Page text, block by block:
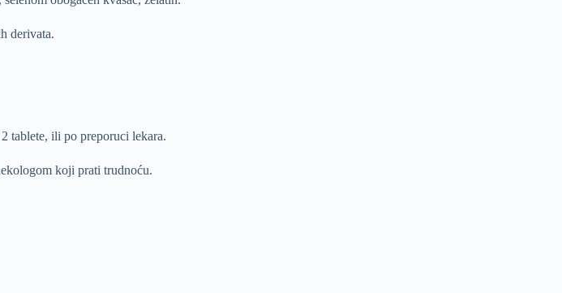
derivata.
tablete, ili po preporuci lekara.
koji prati trudnoću.